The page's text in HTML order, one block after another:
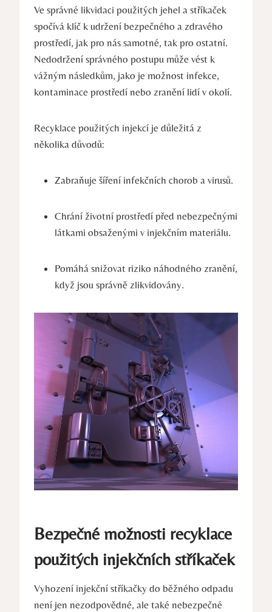
Ve správné likvidaci použitých jehel a stříkaček
spočívá klíč k udržení bezpečného a zdravého
prostředí, jak pro nás samotné, tak pro ostatní.
Nedodržení správného postupu může vést k
vážným následkům, jako je možnost infekce,
kontaminace prostředí nebo zranění lidí v okolí.
Recyklace použitých injekcí je důležitá z
několika důvodů:
Zabraňuje šíření infekčních chorob a virusů.
Chrání životní prostředí před nebezpečnými
látkami obsaženými v injekčním materiálu.
Pomáhá snižovat riziko náhodného zranění,
když jsou správně zlikvidovány.
Bezpečné možnosti recyklace
použitých injekčních stříkaček
Vyhození injekční stříkačky do běžného odpadu
není jen nezodpovědné, ale také nebezpečné